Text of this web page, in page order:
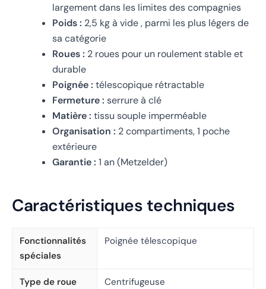
largement dans les limites des compagnies
Poids : 2,5 kg à vide , parmi les plus légers de
sa catégorie
Roues : 2 roues pour un roulement stable et
durable
Poignée : télescopique rétractable
Fermeture : serrure à clé
Matière : tissu souple imperméable
Organisation : 2 compartiments, 1 poche
extérieure
Garantie : 1 an (Metzelder)
Caractéristiques techniques
Fonctionnalités
spéciales
Poignée télescopique
Type de roue Centrifugeuse